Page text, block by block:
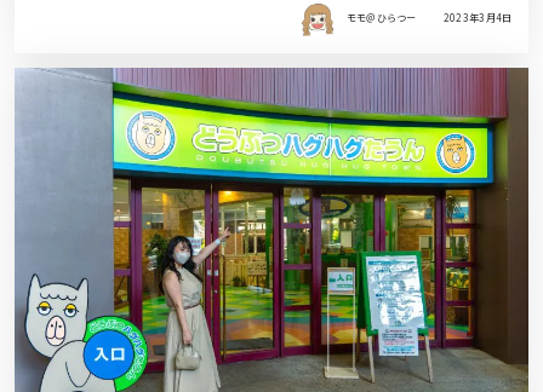
モモ＠ひらつー 2023年3月4日